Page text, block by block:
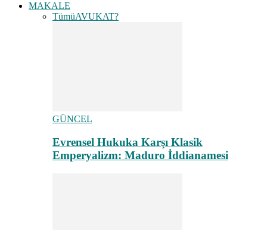
MAKALE
TümüAVUKAT?
GÜNCEL
Evrensel Hukuka Karşı Klasik
Emperyalizm: Maduro İddianamesi